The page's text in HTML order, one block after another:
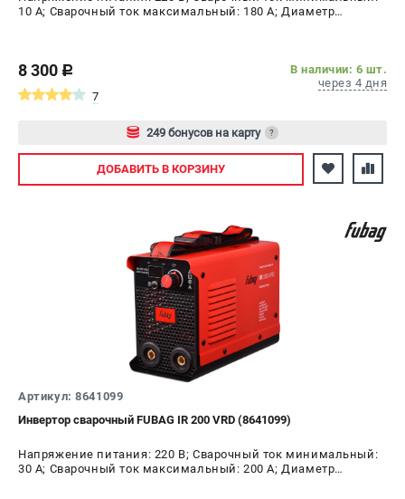
10 А; Сварочный ток максимальный: 180 А; Диаметр
8 300 c
В наличии: 6 шт.
через 4 дня
7
249 бонусов на карту ?
Авторизуйтесь
ДОБАВИТЬ В КОРЗИНУ
Артикул: 8641099
Инвертор сварочный FUBAG IR 200 VRD (8641099)
Напряжение питания: 220 В; Сварочный ток минимальный:
30 А; Сварочный ток максимальный: 200 А; Диаметр